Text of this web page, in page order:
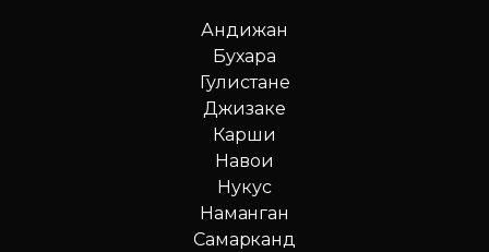
Андижан
Бухара
Гулистане
Джизаке
Карши
Навои
Нукус
Наманган
Самарканд